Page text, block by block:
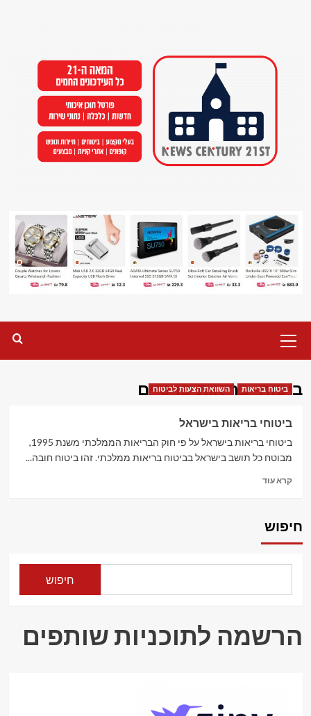
Menu
ביטוחי בריאות פרטיים
ביטוח בריאות השוואת הצעות לביטוח
ביטוחי בריאות בישראל
ביטוחי בריאות בישראל על פי חוק הבריאות הממלכתי משנת 1995,
מבוטח כל תושב בישראל בביטוח בריאות ממלכתי. זהו ביטוח חובה...
קרא עודRead
בישראל
חיפוש
חיפוש
הרשמה לתוכניות שותפים